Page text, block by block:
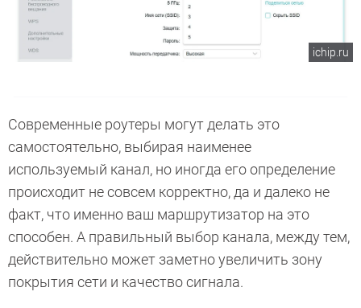
ichip.ru
Современные роутеры могут делать это
самостоятельно, выбирая наименее
используемый канал, но иногда его определение
происходит не совсем корректно, да и далеко не
факт, что именно ваш маршрутизатор на это
способен. А правильный выбор канала, между тем,
действительно может заметно увеличить зону
покрытия сети и качество сигнала.